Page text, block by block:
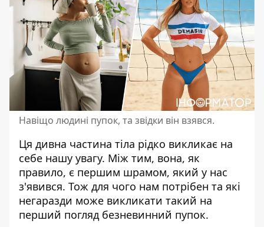
Навіщо людині пупок, та звідки він взявся.
Ця дивна частина тіла рідко викликає на
себе нашу увагу. Між тим, вона, як
правило, є першим шрамом, який у нас
з'явився. Тож для чого нам потрібен та які
негаразди може викликати такий на
перший погляд безневинний пупок.